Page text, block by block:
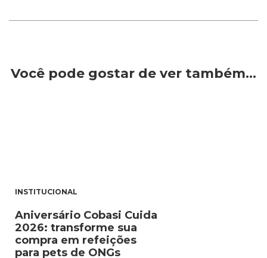
Você pode gostar de ver também…
INSTITUCIONAL
Aniversário Cobasi Cuida
2026: transforme sua
compra em refeições
para pets de ONGs